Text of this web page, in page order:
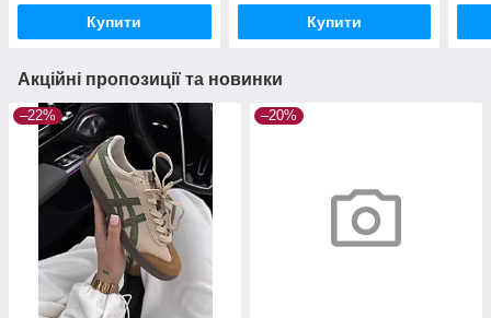
Купити Купити
Акційні пропозиції та новинки
–22% –20%